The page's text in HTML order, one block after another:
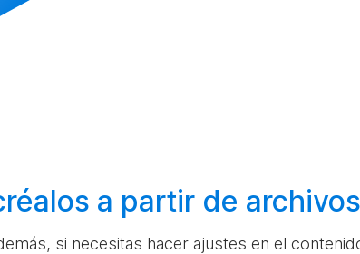
a partir de
si necesitas hacer ajustes en el